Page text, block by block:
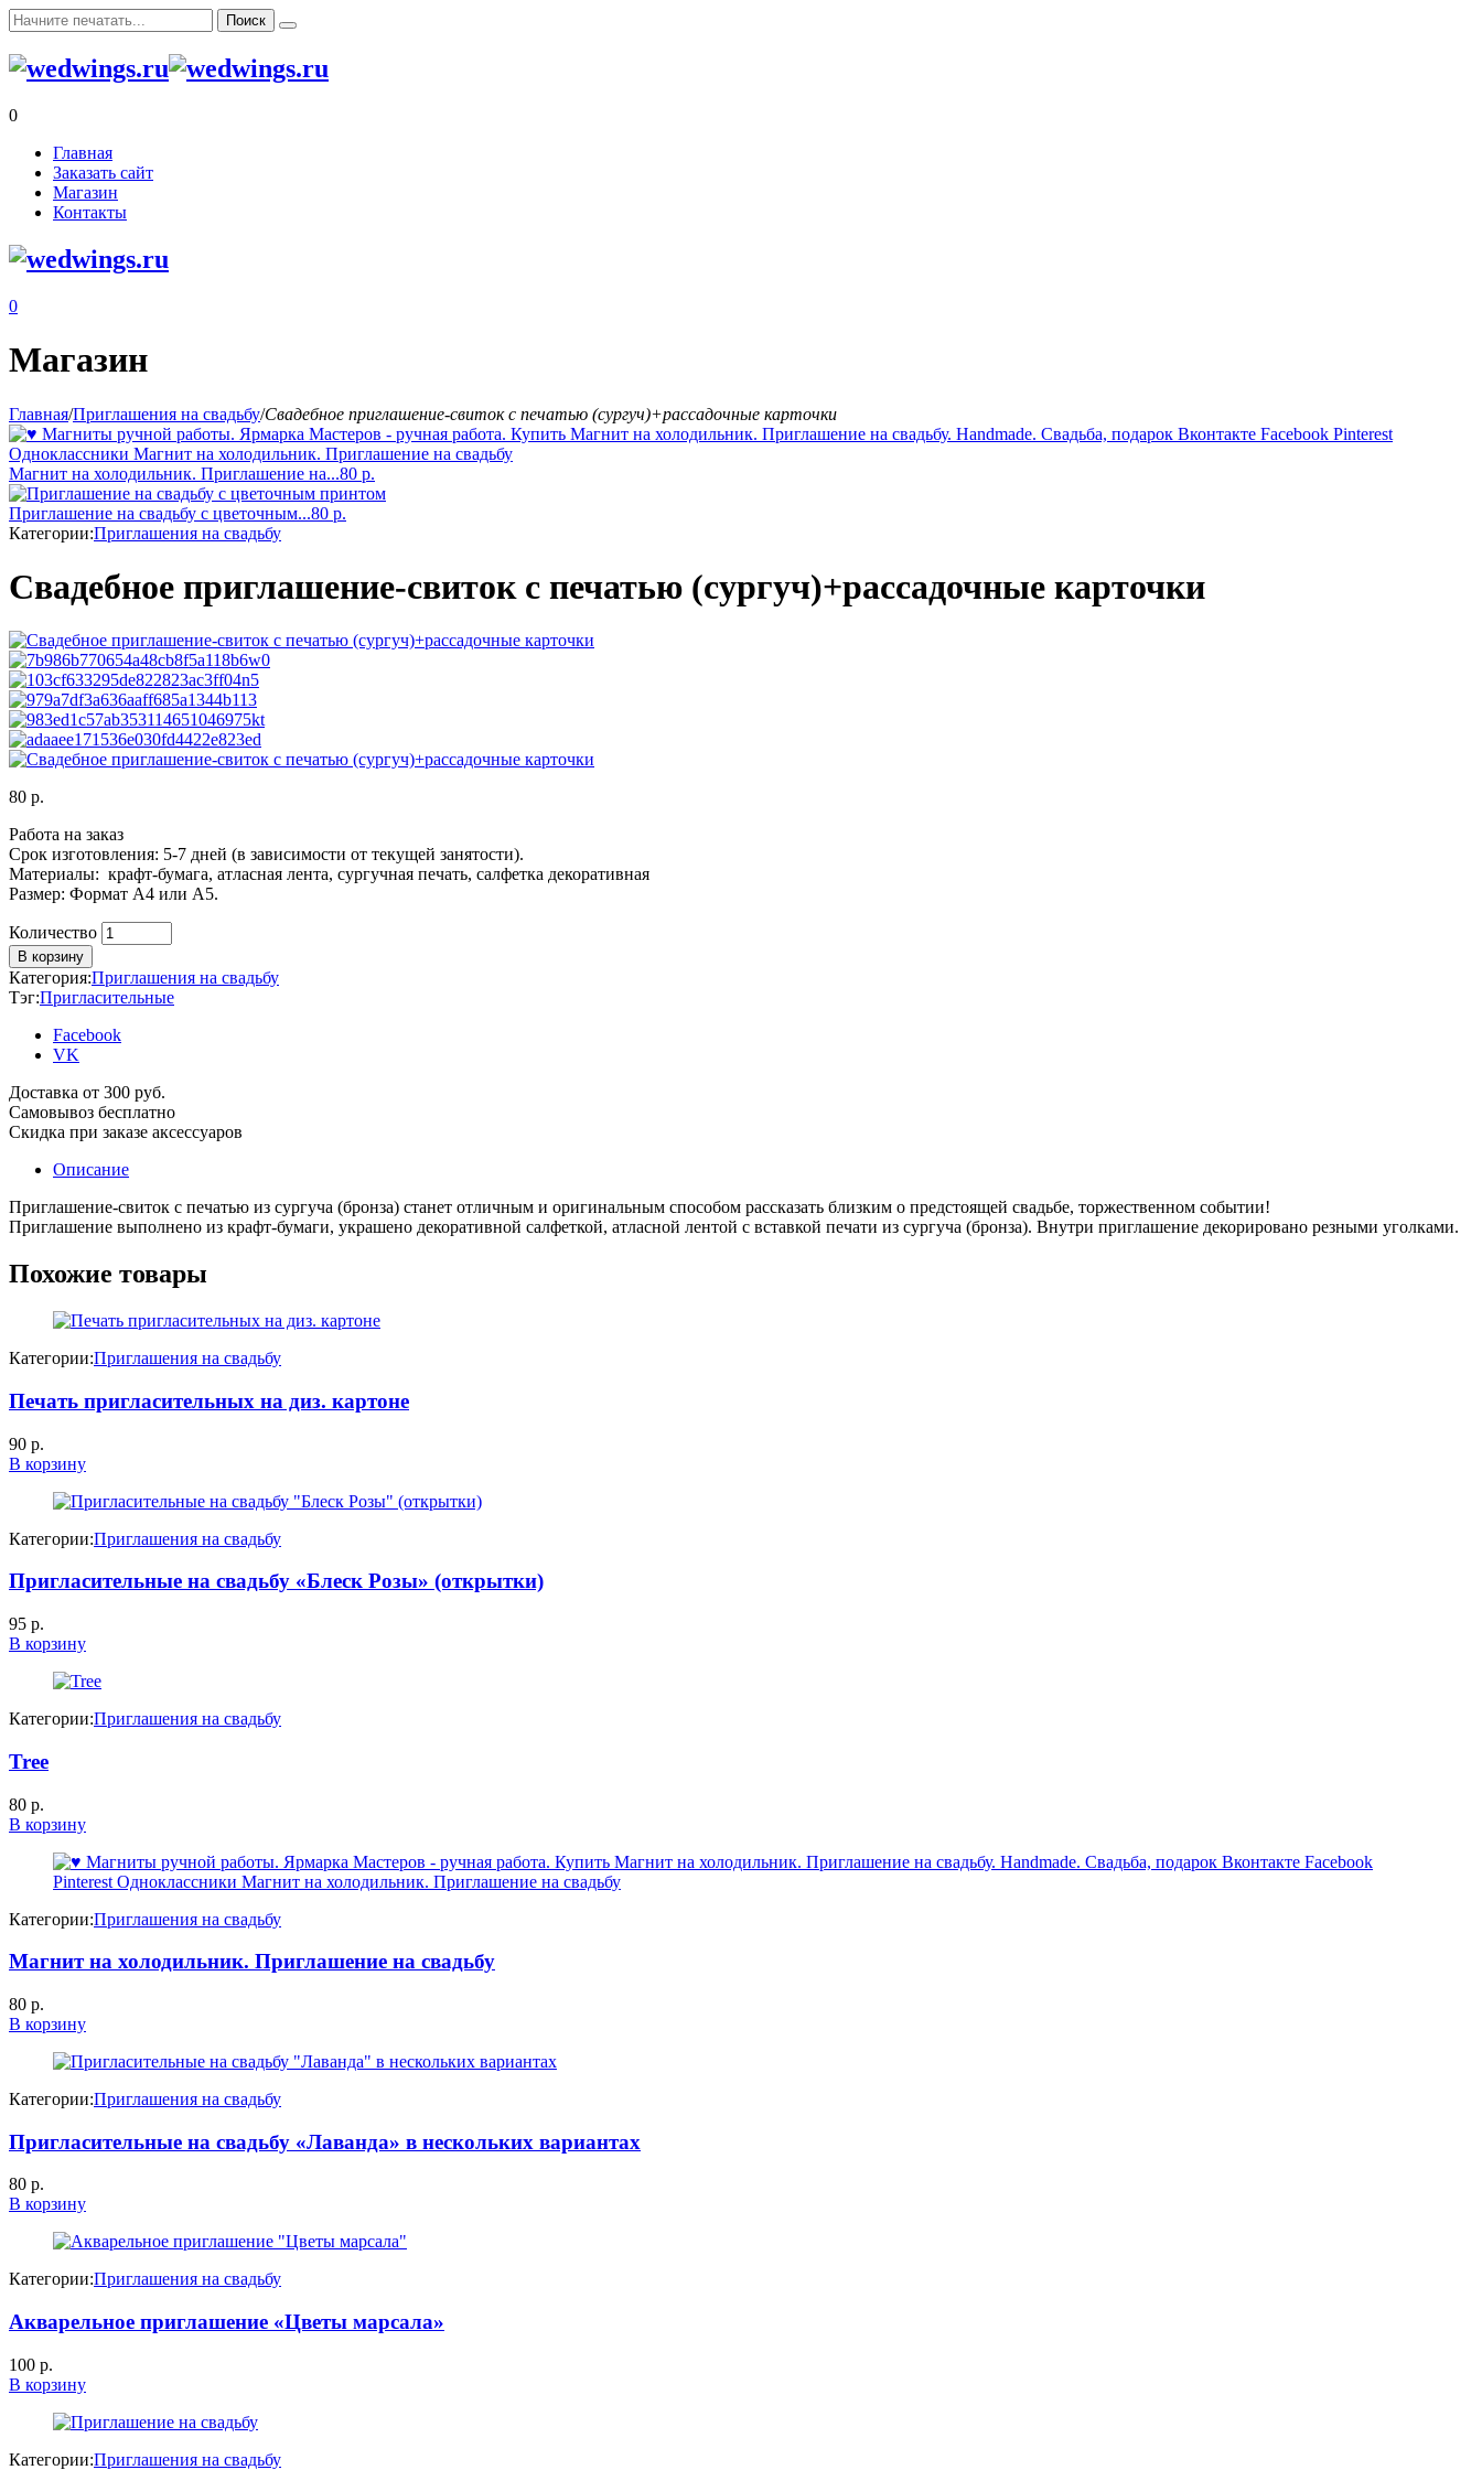
0
Главная
Заказать сайт
Магазин
Контакты
0
Магазин
Главная/Приглашения на свадьбу/Свадебное приглашение-свиток с печатью (сургуч)+рассадочные карточки
Магнит на холодильник. Приглашение на...80 р.
Приглашение на свадьбу с цветочным...80 р.
Категории:Приглашения на свадьбу
Свадебное приглашение-свиток с печатью (сургуч)+рассадочные карточки
80 р.
Работа на заказ
Срок изготовления: 5-7 дней (в зависимости от текущей занятости).
Материалы: крафт-бумага, атласная лента, сургучная печать, салфетка декоративная
Размер: Формат А4 или А5.
Количество
Количество
В корзину
Категория:Приглашения на свадьбу
Тэг:Пригласительные
Facebook
VK
Доставка от 300 руб.
Самовывоз бесплатно
Скидка при заказе аксессуаров
Описание
Приглашение-свиток с печатью из сургуча (бронза) станет отличным и оригинальным способом рассказать близким о предстоящей свадьбе, торжественном событии!
Приглашение выполнено из крафт-бумаги, украшено декоративной салфеткой, атласной лентой с вставкой печати из сургуча (бронза). Внутри приглашение декорировано резными уголками.
Похожие товары
Категории:Приглашения на свадьбу
Печать пригласительных на диз. картоне
90 р.
В корзину
Категории:Приглашения на свадьбу
Пригласительные на свадьбу «Блеск Розы» (открытки)
95 р.
В корзину
Категории:Приглашения на свадьбу
Tree
80 р.
В корзину
Категории:Приглашения на свадьбу
Магнит на холодильник. Приглашение на свадьбу
80 р.
В корзину
Категории:Приглашения на свадьбу
Пригласительные на свадьбу «Лаванда» в нескольких вариантах
80 р.
В корзину
Категории:Приглашения на свадьбу
Акварельное приглашение «Цветы марсала»
100 р.
В корзину
Категории:Приглашения на свадьбу